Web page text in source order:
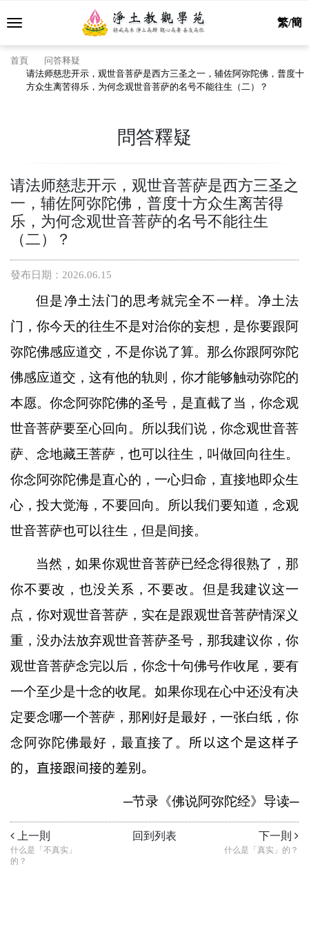
繁/簡
首頁
问答释疑
请法师慈悲开示，观世音菩萨是西方三圣之一，辅佐阿弥陀佛，普度十
方众生离苦得乐，为何念观世音菩萨的名号不能往生（二）？
問答釋疑
请法师慈悲开示，观世音菩萨是西方三圣之
一，辅佐阿弥陀佛，普度十方众生离苦得
乐，为何念观世音菩萨的名号不能往生
（二）？
發布日期：2026.06.15
但是净土法门的思考就完全不一样。净土法
门，你今天的往生不是对治你的妄想，是你要跟阿
弥陀佛感应道交，不是你说了算。那么你跟阿弥陀
佛感应道交，这有他的轨则，你才能够触动弥陀的
本愿。你念阿弥陀佛的圣号，是直截了当，你念观
世音菩萨要至心回向。所以我们说，你念观世音菩
萨、念地藏王菩萨，也可以往生，叫做回向往生。
你念阿弥陀佛是直心的，一心归命，直接地即众生
心，投大觉海，不要回向。所以我们要知道，念观
世音菩萨也可以往生，但是间接。
当然，如果你观世音菩萨已经念得很熟了，那
你不要改，也没关系，不要改。但是我建议这一
点，你对观世音菩萨，实在是跟观世音菩萨情深义
重，没办法放弃观世音菩萨圣号，那我建议你，你
观世音菩萨念完以后，你念十句佛号作收尾，要有
一个至少是十念的收尾。如果你现在心中还没有决
定要念哪一个菩萨，那刚好是最好，一张白纸，你
念阿弥陀佛最好，最直接了。 所以这个是这样子
的，直接跟间接的差别。
─节录《佛说阿弥陀经》导读─
上一則
什么是「不真实」
的？
回到列表 下一則
什么是「真实」的？